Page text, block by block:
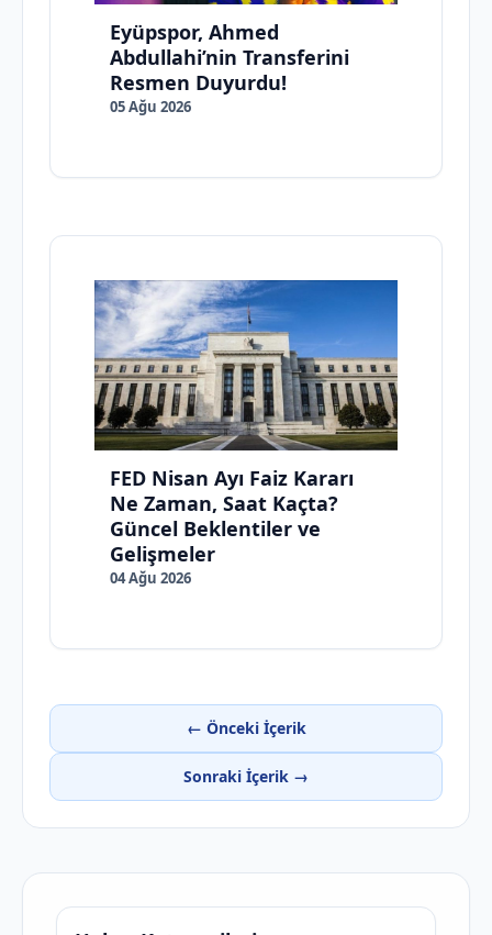
Eyüpspor, Ahmed
Abdullahi’nin Transferini
Resmen Duyurdu!
05 Ağu 2026
FED Nisan Ayı Faiz Kararı
Ne Zaman, Saat Kaçta?
Güncel Beklentiler ve
Gelişmeler
04 Ağu 2026
← Önceki İçerik
Sonraki İçerik →